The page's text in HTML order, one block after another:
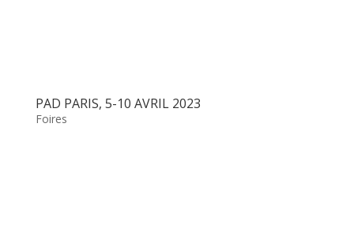
PAD PARIS, 5-10 AVRIL 2023
Foires